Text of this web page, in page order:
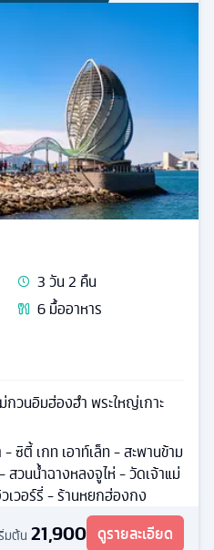
3วัน2 คืน
6มื้ออาหาร
วนอิมฮ่องฮำ พระใหญ่เกาะ
ซิตี้ เกท เอาท์เล็ท - สะพานข้าม
สวนน้ำฉางหลงจูไห่ - วัดเจ้าแม่
เวอร์รี่ - ร้านหยกฮ่องกง
มต้น 21,900 ดูรายละเอียด